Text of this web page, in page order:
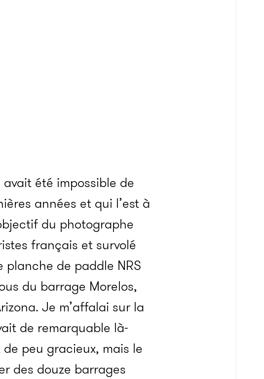
avait été impossible de
années et qui l’est à
du photographe
français et survolé
de paddle NRS
du barrage Morelos,
Je m’affalai sur la
de remarquable là-
peu gracieux, mais le
des douze barrages